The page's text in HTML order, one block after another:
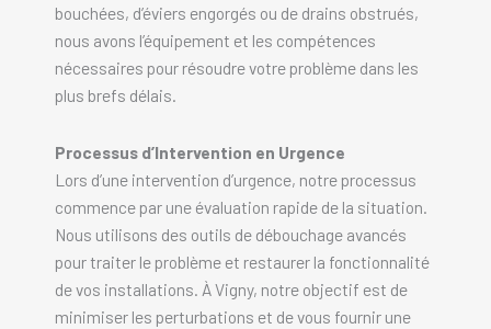
bouchées, d’éviers engorgés ou de drains obstrués,
nous avons l’équipement et les compétences
nécessaires pour résoudre votre problème dans les
plus brefs délais.
Processus d’Intervention en Urgence
Lors d’une intervention d’urgence, notre processus
commence par une évaluation rapide de la situation.
Nous utilisons des outils de débouchage avancés
pour traiter le problème et restaurer la fonctionnalité
de vos installations. À Vigny, notre objectif est de
minimiser les perturbations et de vous fournir une